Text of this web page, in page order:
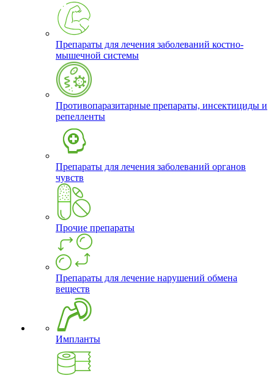
Препараты для лечения заболеваний костно-
мышечной системы
Противопаразитарные препараты, инсектициды и
репелленты
Препараты для лечения заболеваний органов
чувств
Прочие препараты
Препараты для лечение нарушений обмена
веществ
Импланты